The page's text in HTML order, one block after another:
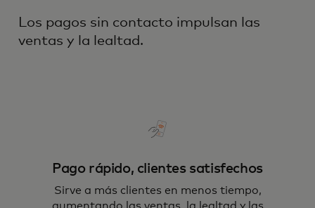
Los pagos sin contacto impulsan las
ventas y la lealtad.
Pago rápido, clientes satisfechos
Sirve a más clientes en menos tiempo,